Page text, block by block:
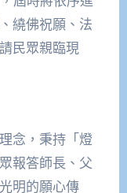
繞佛祝願、法
民眾親臨現
念，秉持「燈
報答師長、父
明的願心傳